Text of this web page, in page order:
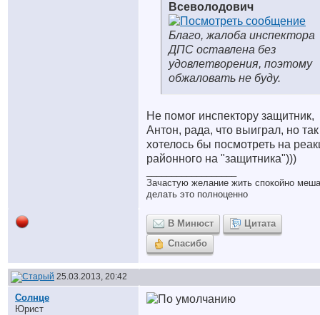
Всеволодович
Благо, жалоба инспектора
ДПС оставлена без
удовлетворения, поэтому
обжаловать не буду.
Не помог инспектору защитник,
Антон, рада, что выиграл, но так
хотелось бы посмотреть на
районного на "защитника")))
Зачастую желание жить спокойно
делать это полноценно
В Минюст
Цитата
Спасибо
25.03.2013, 20:42
Солнце
Юрист